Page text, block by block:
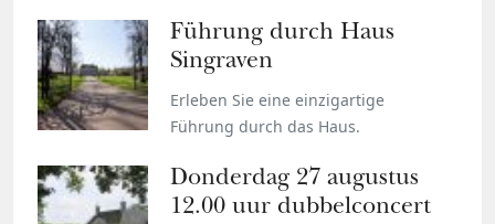
Führung durch Haus
Singraven
Erleben Sie eine einzigartige
Führung durch das Haus.
Donderdag 27 augustus
12.00 uur dubbelconcert